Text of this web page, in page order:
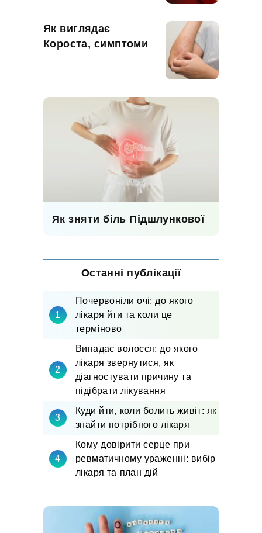
Як виглядає
Короста, симптоми
Як зняти біль Підшлункової
Останні публікації
Почервоніли очі: до якого
лікаря йти та коли це
терміново
Випадає волосся: до якого
лікаря звернутися, як
діагностувати причину та
підібрати лікування
Куди йти, коли болить живіт: як
знайти потрібного лікаря
Кому довірити серце при
ревматичному ураженні: вибір
лікаря та план дій